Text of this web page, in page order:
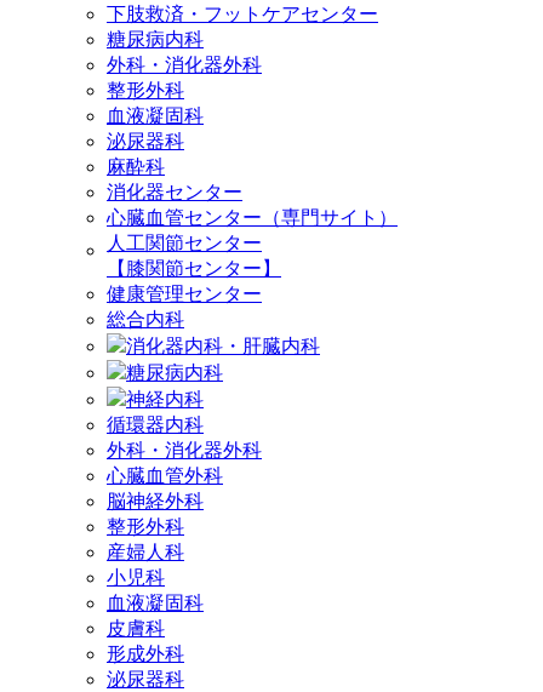
下肢救済・フットケアセンター
糖尿病内科
外科・消化器外科
整形外科
血液凝固科
泌尿器科
麻酔科
消化器センター
心臓血管センター（専門サイト）
人工関節センター
【膝関節センター】
健康管理センター
総合内科
消化器内科・肝臓内科
糖尿病内科
神経内科
循環器内科
外科・消化器外科
心臓血管外科
脳神経外科
整形外科
産婦人科
小児科
血液凝固科
皮膚科
形成外科
泌尿器科